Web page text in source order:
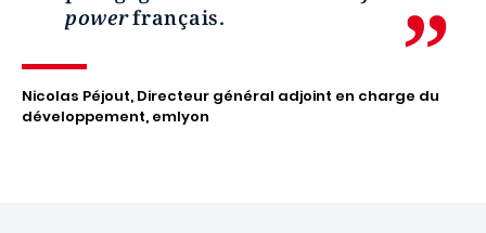
powerfrançais.
Nicolas Péjout, Directeur général adjoint en charge du
développement, emlyon